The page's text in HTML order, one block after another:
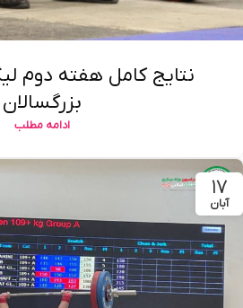
نتایج کامل هفته دوم
بزرگسالان
ادامه مطلب
۱۷
آبان